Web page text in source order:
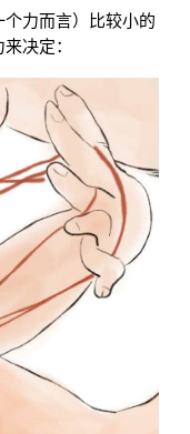
力而言）比较小的
决定：